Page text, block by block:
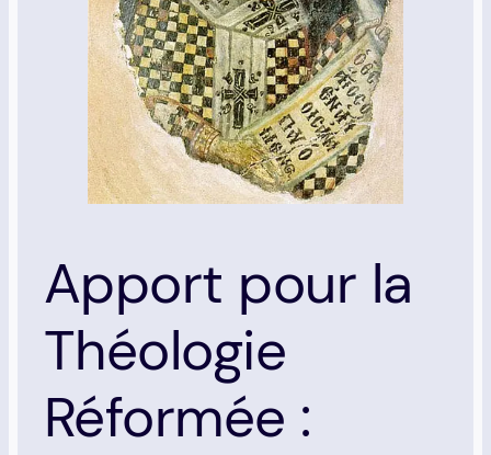
Apport pour la
Théologie
Réformée :